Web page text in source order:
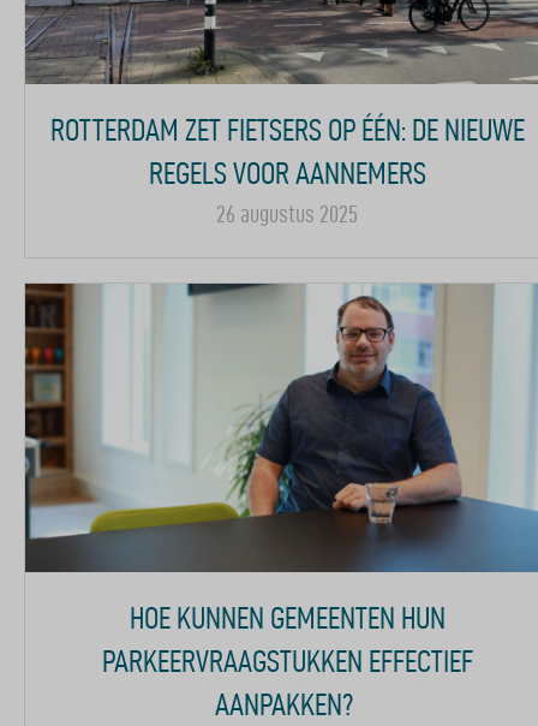
ROTTERDAM ZET FIETSERS OP ÉÉN: DE NIEUWE
REGELS VOOR AANNEMERS
26 augustus 2025
HOE KUNNEN GEMEENTEN HUN
PARKEERVRAAGSTUKKEN EFFECTIEF
AANPAKKEN?